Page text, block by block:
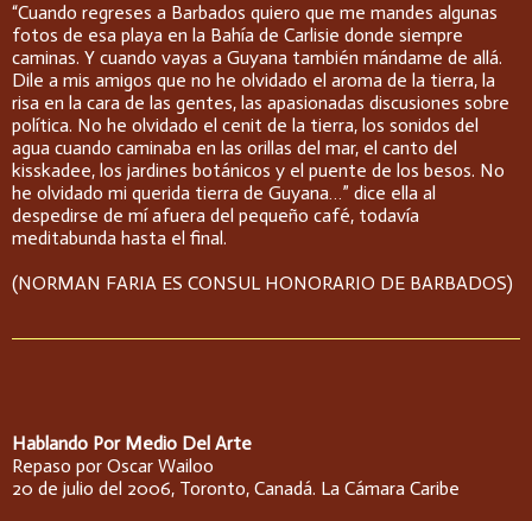
“Cuando regreses a Barbados quiero que me mandes algunas
fotos de esa playa en la Bahía de Carlisie donde siempre
caminas. Y cuando vayas a Guyana también mándame de allá.
Dile a mis amigos que no he olvidado el aroma de la tierra, la
risa en la cara de las gentes, las apasionadas discusiones sobre
política. No he olvidado el cenit de la tierra, los sonidos del
agua cuando caminaba en las orillas del mar, el canto del
kisskadee, los jardines botánicos y el puente de los besos. No
he olvidado mi querida tierra de Guyana…” dice ella al
despedirse de mí afuera del pequeño café, todavía
meditabunda hasta el final.
(NORMAN FARIA ES CONSUL HONORARIO DE BARBADOS)
Hablando Por Medio Del Arte
Repaso por Oscar Wailoo
20 de julio del 2006, Toronto, Canadá. La Cámara Caribe